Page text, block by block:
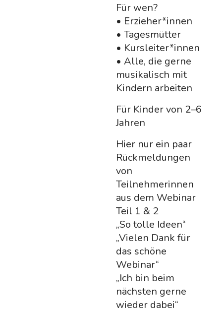
Für wen?
• Erzieher*innen
• Tagesmütter
• Kursleiter*innen
• Alle, die gerne
musikalisch mit
Kindern arbeiten
Für Kinder von 2–6
Jahren
Hier nur ein paar
Rückmeldungen
von
Teilnehmerinnen
aus dem Webinar
Teil 1 & 2
„So tolle Ideen“
„Vielen Dank für
das schöne
Webinar“
„Ich bin beim
nächsten gerne
wieder dabei“